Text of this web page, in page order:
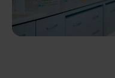
Sijoittajille
Meille töihin